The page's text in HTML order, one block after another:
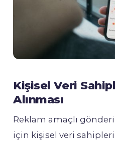
Kişisel Veri
Alınması
Reklam amaçlı
için kişisel veri